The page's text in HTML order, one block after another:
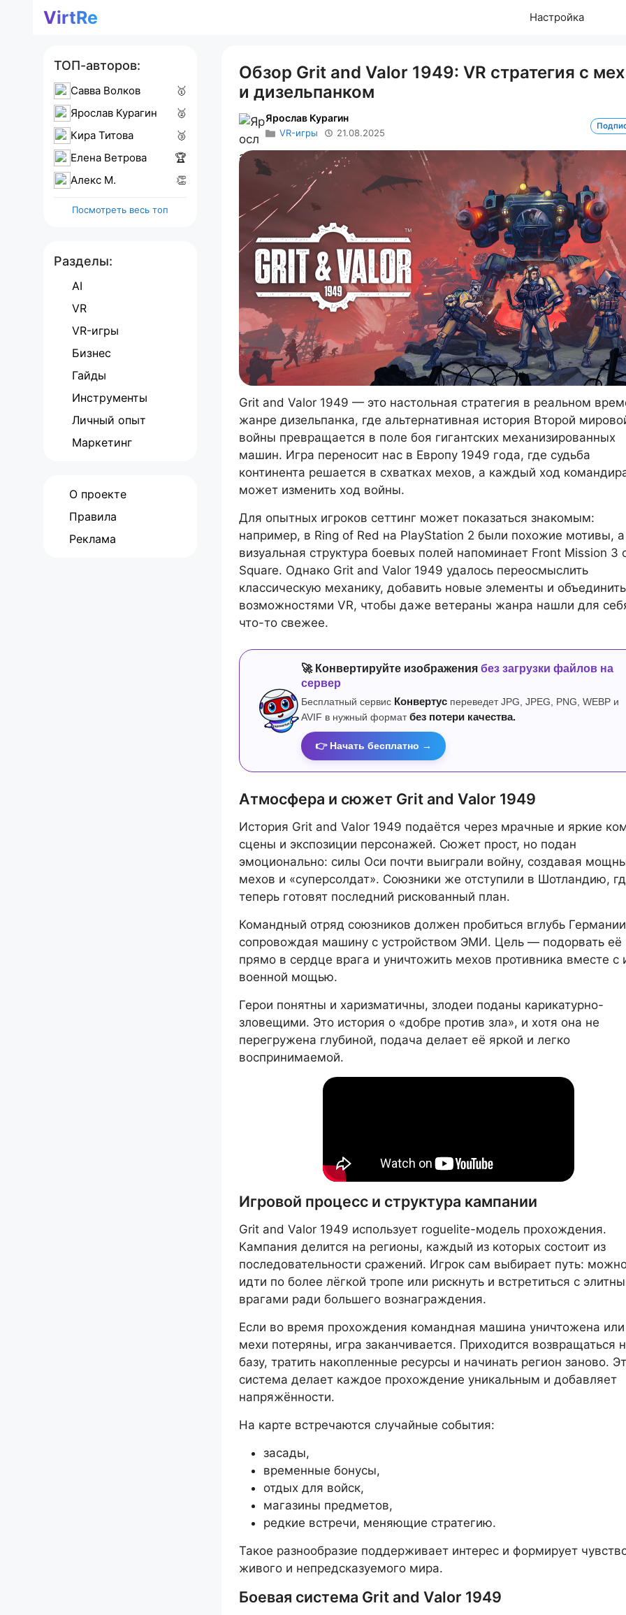
ПерейтиVirtRe Настройка
Обзор Grit and Valor 1949: VR стратегия с
и дизельпанком
Ярослав Курагин
VR-игры 21.08.2025
Grit and Valor 1949 — это настольная стратегия в реальном
жанре дизельпанка, где альтернативная история Второй
войны превращается в поле боя гигантских механизированных
машин. Игра переносит нас в Европу 1949 года, где судьба
континента решается в схватках мехов, а каждый ход
может изменить ход войны.
Для опытных игроков сеттинг может показаться знакомым:
например, в Ring of Red на PlayStation 2 были похожие мотивы, а
визуальная структура боевых полей напоминает Front Mission 3
Square. Однако Grit and Valor 1949 удалось переосмыслить
классическую механику, добавить новые элементы и
возможностями VR, чтобы даже ветераны жанра нашли для
что-то свежее.
🚀 Конвертируйте изображения без загрузки файлов на
сервер
Бесплатный сервис Конвертус переведет JPG, JPEG, PNG, WEBP и
AVIF в нужный формат без потери качества.
👉 Начать бесплатно →
Атмосфера и сюжет Grit and Valor 1949
История Grit and Valor 1949 подаётся через мрачные и яркие
сцены и экспозиции персонажей. Сюжет прост, но подан
эмоционально: силы Оси почти выиграли войну, создавая
мехов и «суперсолдат». Союзники же отступили в Шотландию,
теперь готовят последний рискованный план.
Командный отряд союзников должен пробиться вглубь
сопровождая машину с устройством ЭМИ. Цель — подорвать её
прямо в сердце врага и уничтожить мехов противника вместе с
военной мощью.
Герои понятны и харизматичны, злодеи поданы карикатурно-
зловещими. Это история о «добре против зла», и хотя она не
перегружена глубиной, подача делает её яркой и легко
воспринимаемой.
Игровой процесс и структура кампании
Grit and Valor 1949 использует roguelite-модель прохождения.
Кампания делится на регионы, каждый из которых состоит из
последовательности сражений. Игрок сам выбирает путь:
идти по более лёгкой тропе или рискнуть и встретиться с
врагами ради большего вознаграждения.
Если во время прохождения командная машина уничтожена или
мехи потеряны, игра заканчивается. Приходится возвращаться
базу, тратить накопленные ресурсы и начинать регион заново.
система делает каждое прохождение уникальным и добавляет
напряжённости.
На карте встречаются случайные события:
засады,
временные бонусы,
отдых для войск,
магазины предметов,
редкие встречи, меняющие стратегию.
Такое разнообразие поддерживает интерес и формирует
живого и непредсказуемого мира.
Боевая система Grit and Valor 1949
ТОП-авторов:
Савва Волков
🥇
Ярослав Курагин
🥈
Кира Титова
🥉
Елена Ветрова
🏆
Алекс M.
👏
Посмотреть весь топ
Разделы:
AI
VR
VR-игры
Бизнес
Гайды
Инструменты
Личный опыт
Маркетинг
О проекте
Правила
Реклама